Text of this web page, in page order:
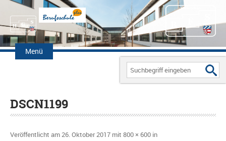
Menü
Zum
Inhalt
Search
for:
DSCN1199
Veröffentlicht am26. Oktober 2017 mit 800 × 600 in